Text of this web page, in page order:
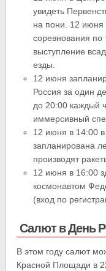
увидеть
на пони. 12 июня
соревнования по
выступление
езды.
12 июня
Россия за один
до 20:00 каждый
иммерсивный
12 июня в 14:00
запланирована
производят
12 июня в 16:00
космонавтом
(вход по
Салют в День
В этом году салют
Красной Площади в